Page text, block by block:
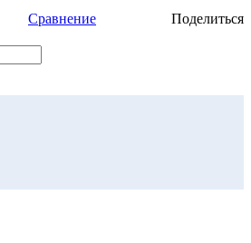
Сравнение Поделиться